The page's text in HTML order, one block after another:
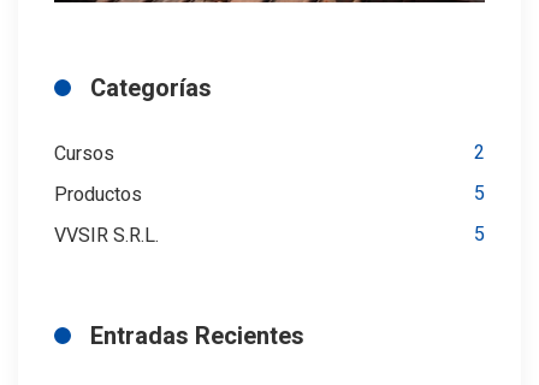
Categorías
Cursos
2
Productos
5
VVSIR S.R.L.
5
Entradas Recientes